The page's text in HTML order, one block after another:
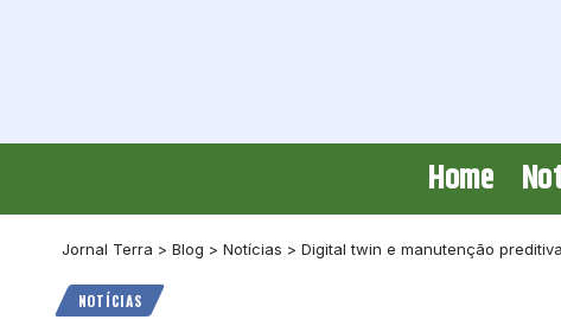
Home
Jornal Terra > Blog > Notícias > Digital twin e manutenção
NOTÍCIAS